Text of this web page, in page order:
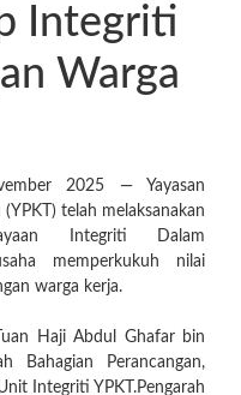
Integriti
Warga
2025 — Yayasan
telah melaksanakan
Integriti Dalam
memperkukuh nilai
warga kerja.
Haji Abdul Ghafar bin
Bahagian Perancangan,
Integriti YPKT.Pengarah